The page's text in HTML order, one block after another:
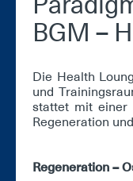
BGM –
Die Health
und
stat­tet mit ei­ner
Re­ge­ne­ra­ti­on
Re­ge­ne­ra­ti­on –